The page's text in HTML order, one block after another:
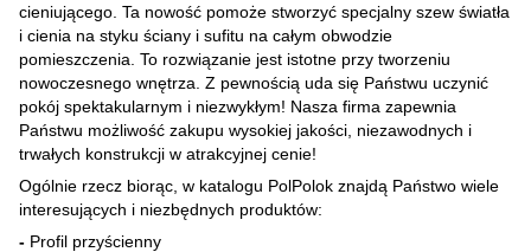
cieniującego. Ta nowość pomoże stworzyć specjalny szew światła
i cienia na styku ściany i sufitu na całym obwodzie
pomieszczenia. To rozwiązanie jest istotne przy tworzeniu
nowoczesnego wnętrza. Z pewnością uda się Państwu uczynić
pokój spektakularnym i niezwykłym! Nasza firma zapewnia
Państwu możliwość zakupu wysokiej jakości, niezawodnych i
trwałych konstrukcji w atrakcyjnej cenie!
Ogólnie rzecz biorąc, w katalogu PolPolok znajdą Państwo wiele
interesujących i niezbędnych produktów:
- Profil przyścienny